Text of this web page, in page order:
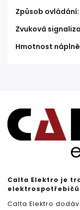
Způsob ovládání:
Zvuková
Hmotnost náplně
Calta Elektro je
elektrospotřebičů
Calta Elektro